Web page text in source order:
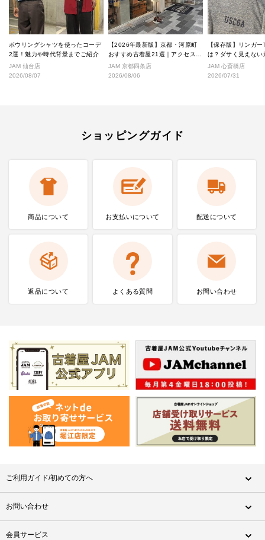
ボウリングシャツを使ったコーデ
2選！魅力や時代背景までご紹介
JAM 仙台店
2026/08/07
【2026年最新版】京都・河原町
おすすめ古着屋21選｜アクセス良
好な絶対行くべきショップ厳選！
JAM 京都四条店
2026/08/06
【保存版】リンガ
は？ダサく見えない
なし完全ガイド
JAM 心斎橋店
2026/07/31
ショッピングガイド
商品について お支払いについて 配送について
返品について よくある質問 お問い合わせ
ご利用ガイド/初めての方へ
お問い合わせ
会員サービス